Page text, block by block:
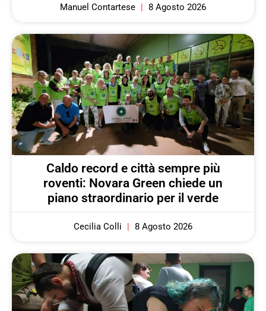
Manuel Contartese 8 Agosto 2026
Caldo record e città sempre più
roventi: Novara Green chiede un
piano straordinario per il verde
Cecilia Colli 8 Agosto 2026